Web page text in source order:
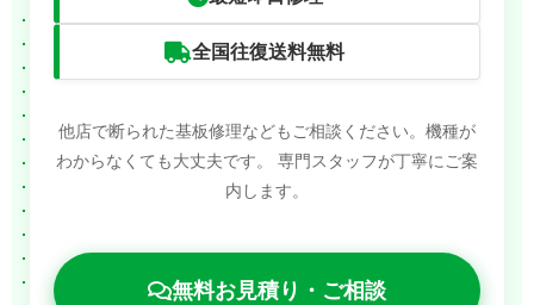
全国往復送料無料
他店で断られた基板修理などもご相談ください。機種が
わからなくても大丈夫です。
専門スタッフが丁寧にご案
内します。
無料お見積り・ご相談